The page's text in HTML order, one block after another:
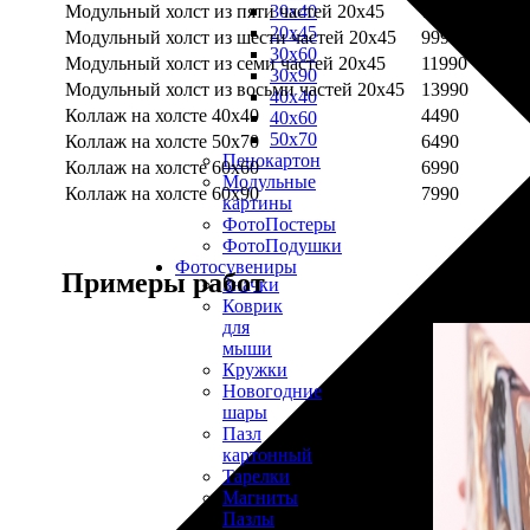
30х40
20х45
30х60
30х90
40х40
40х60
50х70
Пенокартон
Модульные
картины
ФотоПостеры
ФотоПодушки
Фотоcувениры
Значки
Коврик
для
мыши
Кружки
Новогодние
шары
Пазл
картонный
Тарелки
Магниты
Пазлы
Модульный холст из пяти частей 20х45
7990
Модульный холст из шести частей 20х45
9990
Модульный холст из семи частей 20х45
11990
Модульный холст из восьми частей 20х45
13990
Коллаж на холсте 40х40
4490
Коллаж на холсте 50х70
6490
Коллаж на холсте 60х60
6990
Коллаж на холсте 60х90
7990
Примеры работ